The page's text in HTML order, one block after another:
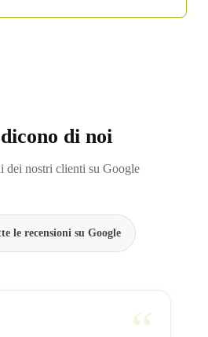
di noi
dei nostri clienti su Google
le recensioni su Google